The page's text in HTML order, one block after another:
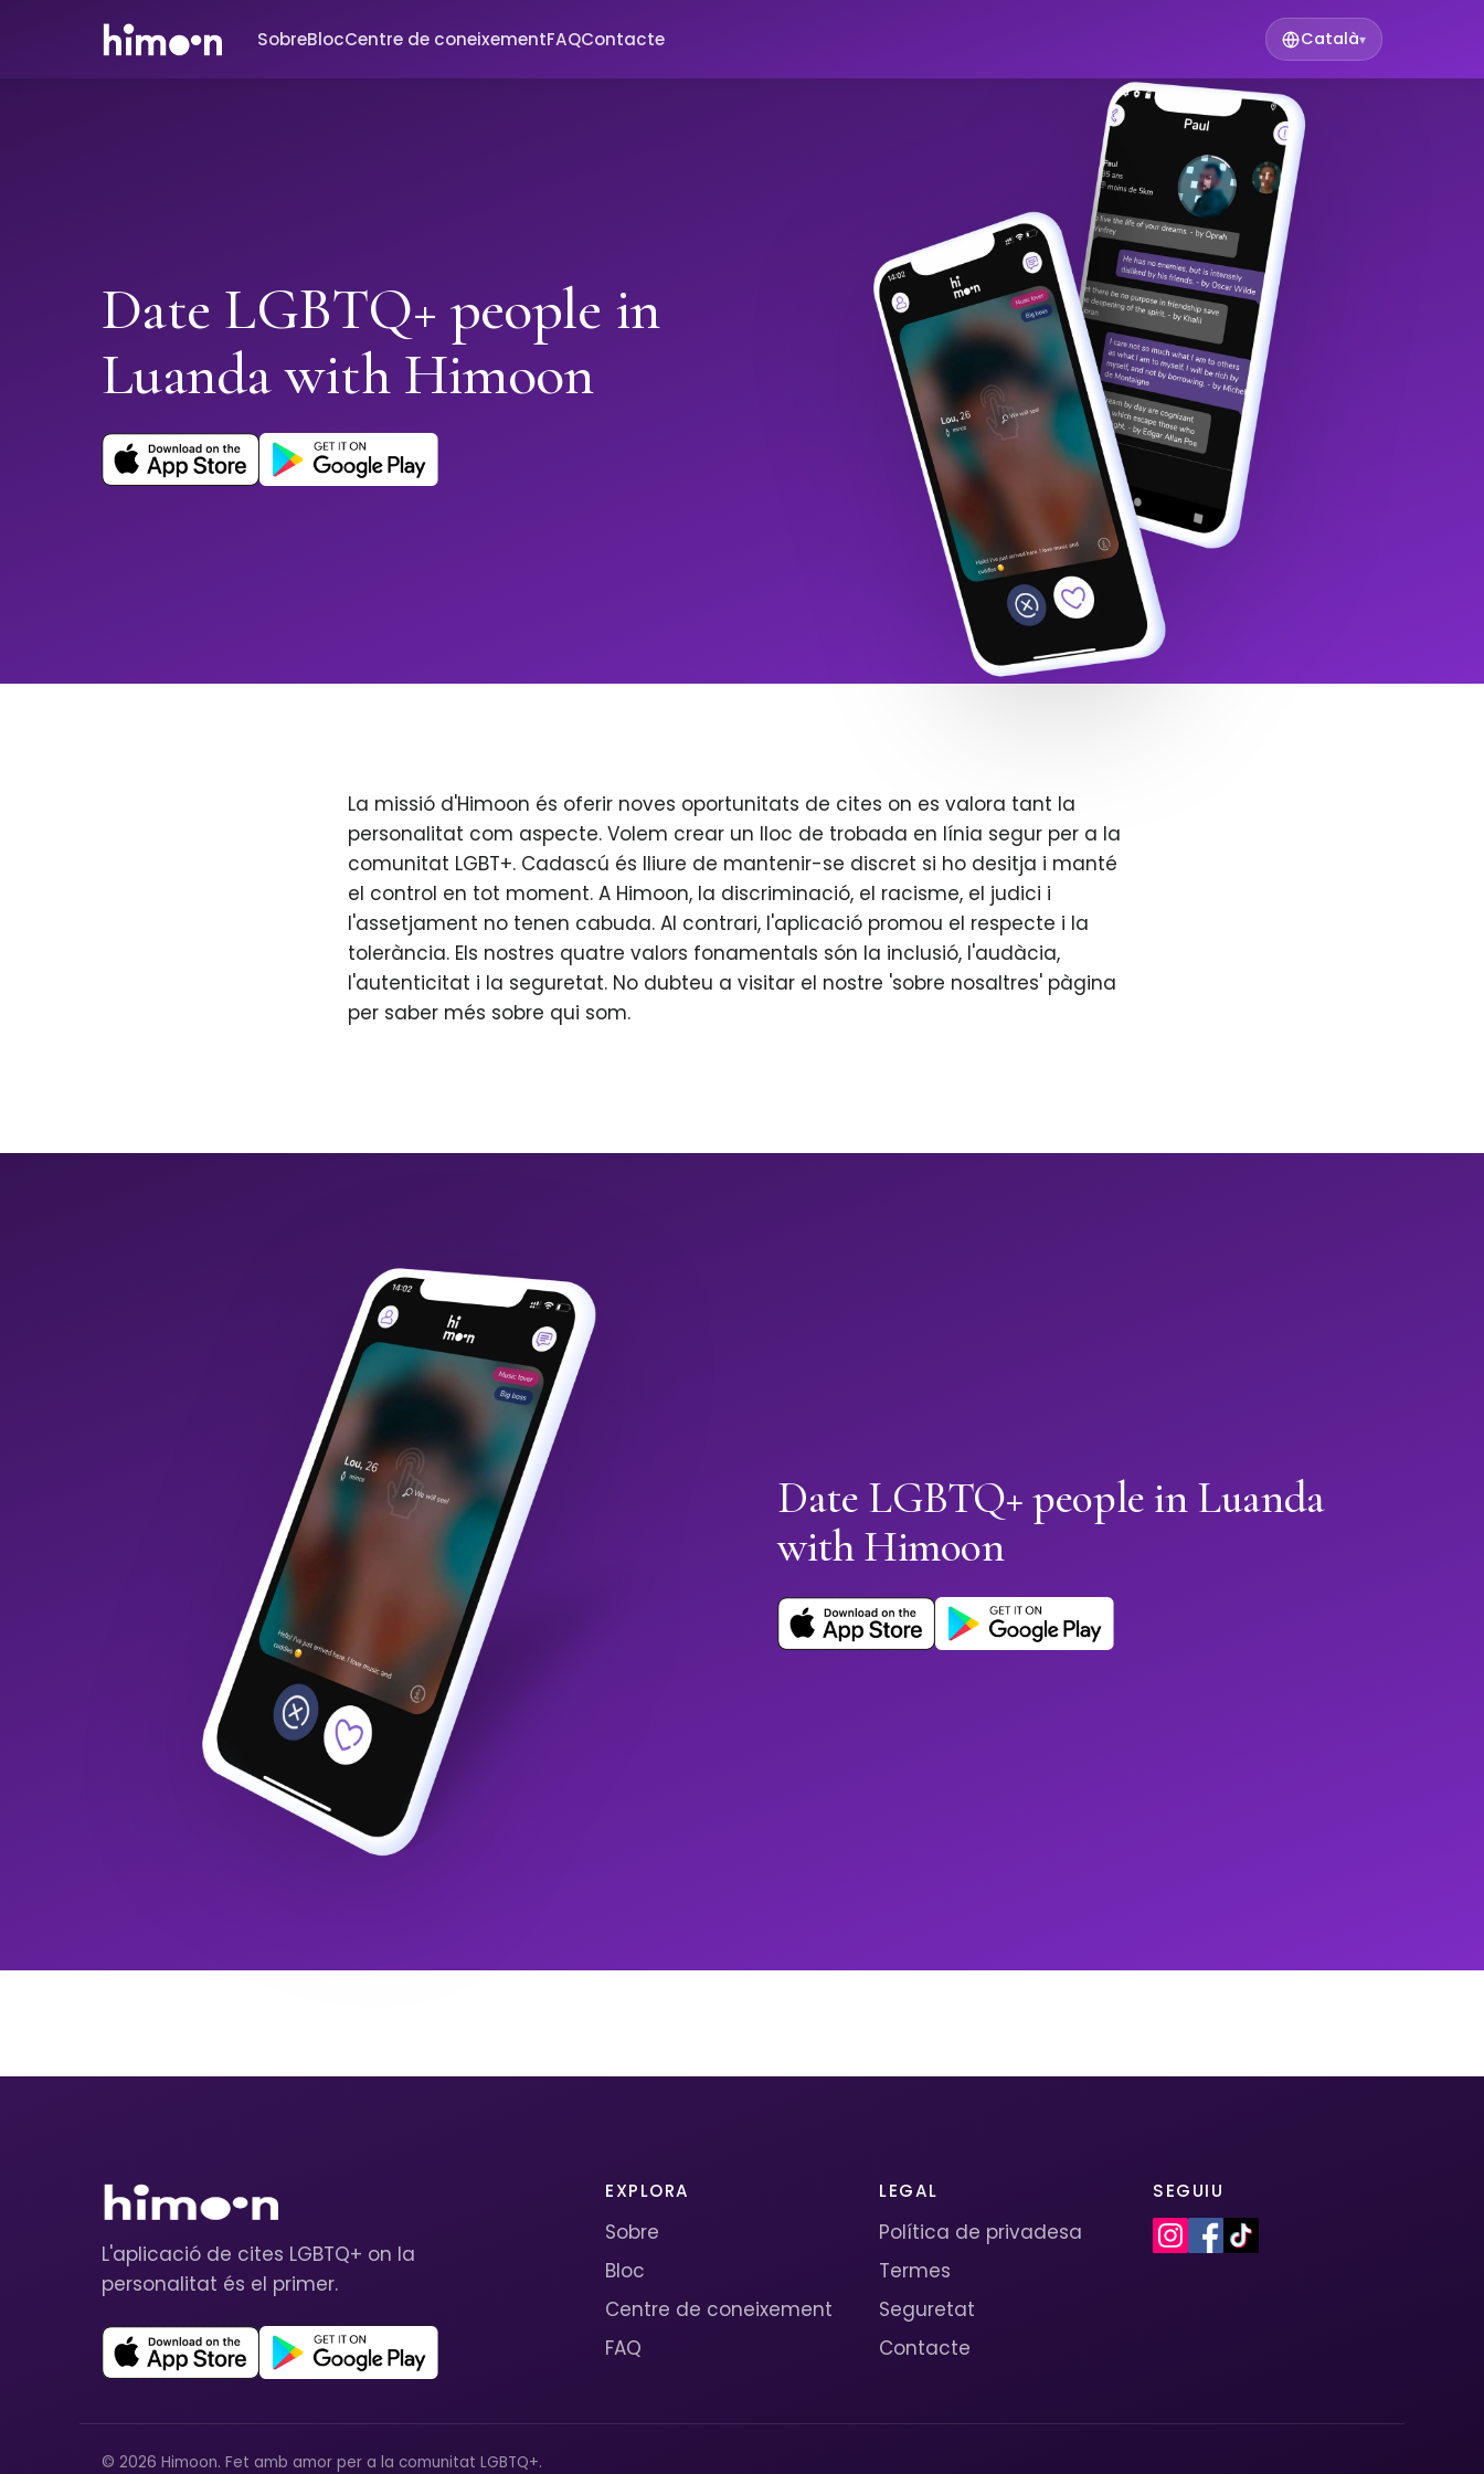
SobreBlocCentre de coneixementFAQContacte Català▾
Date LGBTQ+ people in
Luanda with Himoon
La missió d'Himoon és oferir noves oportunitats de cites on es valora tant la
personalitat com aspecte. Volem crear un lloc de trobada en línia segur per a la
comunitat LGBT+. Cadascú és lliure de mantenir-se discret si ho desitja i manté
el control en tot moment. A Himoon, la discriminació, el racisme, el judici i
l'assetjament no tenen cabuda. Al contrari, l'aplicació promou el respecte i la
tolerància. Els nostres quatre valors fonamentals són la inclusió, l'audàcia,
l'autenticitat i la seguretat. No dubteu a visitar el nostre 'sobre nosaltres' pàgina
per saber més sobre qui som.
Date LGBTQ+ people in Luanda
with Himoon
L'aplicació de cites LGBTQ+ on la
personalitat és el primer.
EXPLORA
Sobre
Bloc
Centre de coneixement
FAQ
LEGAL
Política de privadesa
Termes
Seguretat
Contacte
SEGUIU
© 2026 Himoon. Fet amb amor per a la comunitat LGBTQ+.